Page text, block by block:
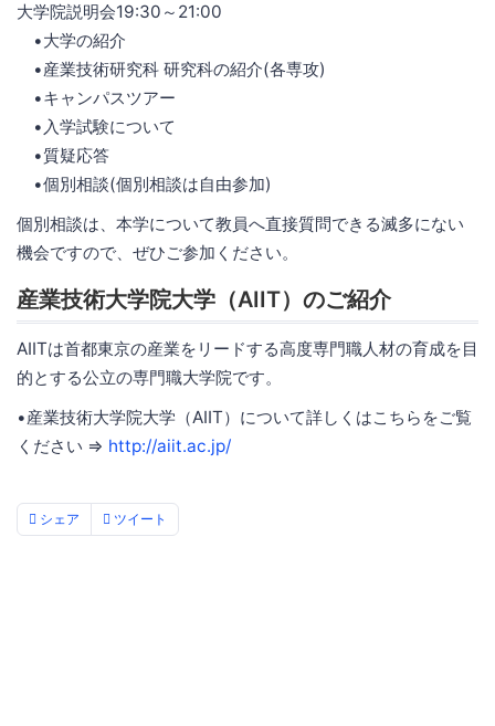
大学院説明会19:30～21:00
•大学の紹介
•産業技術研究科 研究科の紹介(各専攻)
•キャンパスツアー
•入学試験について
•質疑応答
•個別相談(個別相談は自由参加)
個別相談は、本学について教員へ直接質問できる滅多にない
機会ですので、ぜひご参加ください。
産業技術大学院大学（AIIT）のご紹介
AIITは首都東京の産業をリードする高度専門職人材の育成を目
的とする公立の専門職大学院です。
•産業技術大学院大学（AIIT）について詳しくはこちらをご覧
ください ⇒ http://aiit.ac.jp/
シェア ツイート